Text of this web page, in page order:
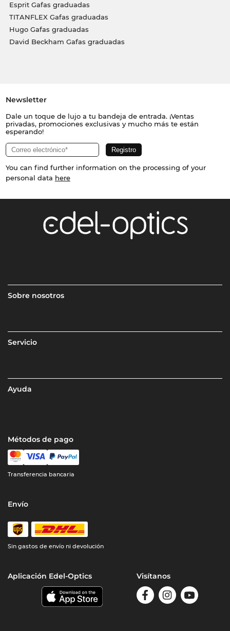
Esprit Gafas graduadas
TITANFLEX Gafas graduadas
Hugo Gafas graduadas
David Beckham Gafas graduadas
Newsletter
Dale un toque de lujo a tu bandeja de entrada. ¡Ventas
privadas, promociones exclusivas y mucho más te están
esperando!
You can find further information on the processing of your
personal data here
Sobre nosotros
Servicio
Ayuda
Métodos de pago
Transferencia bancaria
Envío
Sin gastos de envío ni devolución
Aplicación Edel-Optics Visítanos